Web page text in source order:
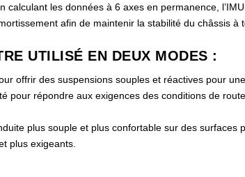
calculant les données à 6 axes en permanence,
afin de maintenir la stabilité du châssis à
UTILISÉ EN DEUX MODES :
offrir des suspensions souples et réactives pour
pour répondre aux exigences des conditions de
plus souple et plus confortable sur des surfaces
plus exigeants.